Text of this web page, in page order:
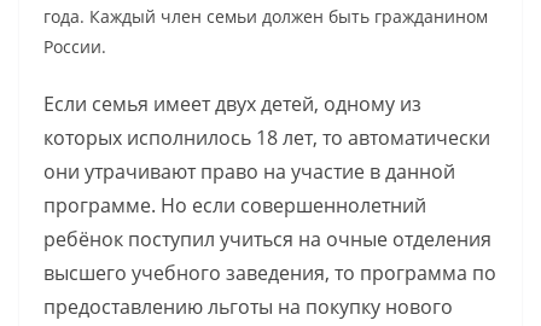
года. Каждый член семьи должен быть гражданином
России.
Если семья имеет двух детей, одному из
которых исполнилось 18 лет, то автоматически
они утрачивают право на участие в данной
программе. Но если совершеннолетний
ребёнок поступил учиться на очные отделения
высшего учебного заведения, то программа по
предоставлению льготы на покупку нового